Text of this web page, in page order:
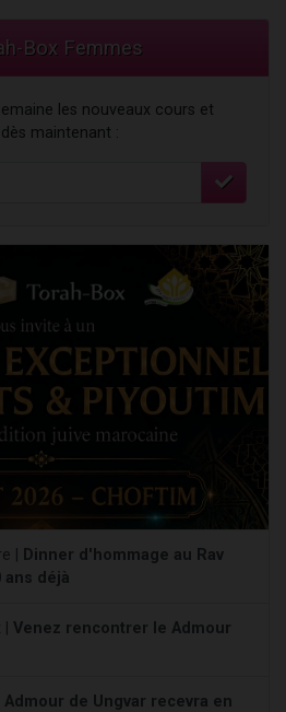
Box Femmes
les nouveaux cours et
maintenant :
|
Dinner d'hommage au Rav
ans déjà
Venez rencontrer le Admour
Admour de Ungvar recevra en